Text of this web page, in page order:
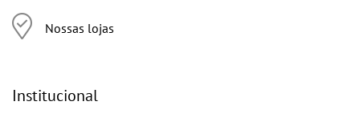
Nossas lojas
Institucional